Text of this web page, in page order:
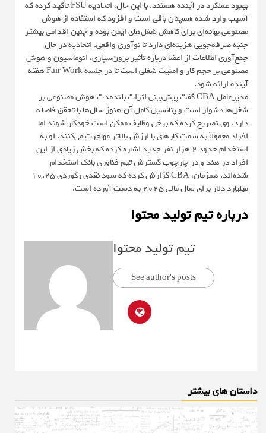
بهبود عملکرد در آینده هستند. با این حال، اتحادیه FSU تأکید کرده که
آسیب وارد شده همچنان باقی است و افزود که استفاده از هوش
مصنوعی بهانه‌ای برای کاهش شغل‌های ایمن بوده و چنین اقدامی بیشتر
جنبه صرفه‌جویی هزینه‌ای دارد تا نوآوری واقعی. اتحادیه در حال
جمع‌آوری اطلاعات از اعضا درباره تأثیر برون‌سپاری، اتوماسیون و هوش
مصنوعی بر حجم کار و امنیت شغلی است تا در جلسه Fair Work هفته
آینده ارائه شود.
مدیرعامل CBA گفت پیش‌بینی اثرات بلندمدت هوش مصنوعی بر
شغل‌ها دشوار است و پتانسیل کامل آن هنوز سال‌ها با تحقق فاصله
دارد. وی تصریح کرده که برخی وظایف ممکن است خودکار شوند اما
افراد معمولاً به سمت کارهای با ارزش بالاتر مهاجرت می‌کنند. او به
استخدام حدود ۲ هزار نفر جدید اشاره کرده که بخش زیادی از این
افراد در هند و در چارچوب گسترش تیم فناوری بانک استخدام
شده‌اند. همزمان، CBA گزارش کرده که سود نقدی رکوردی ۱۰.۲۵
میلیارد دلار برای سال مالی ۲۰۲۵ به دست آورده است.
درباره تیم تولید محتوا
تیم تولید محتوا
See author's posts
داستان های بیشتر